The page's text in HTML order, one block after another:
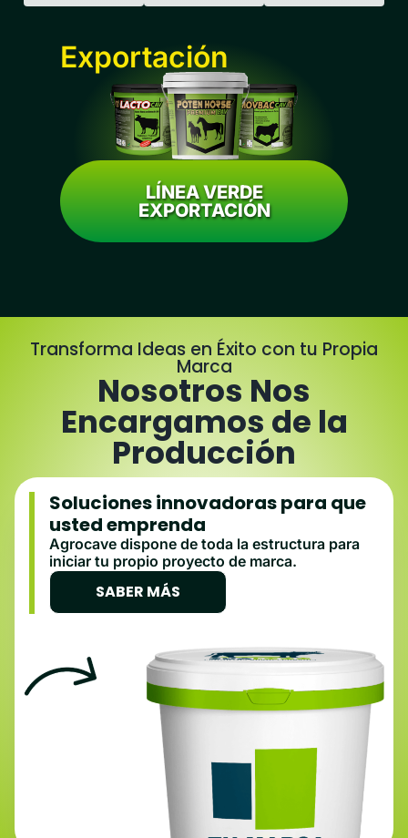
Exportación
LÍNEA VERDE
EXPORTACIÓN
Transforma Ideas en Éxito con tu Propia
Marca
Nosotros Nos
Encargamos de la
Producción
Soluciones innovadoras para que
usted emprenda
Agrocave dispone de toda la estructura para
iniciar tu propio proyecto de marca.
SABER MÁS